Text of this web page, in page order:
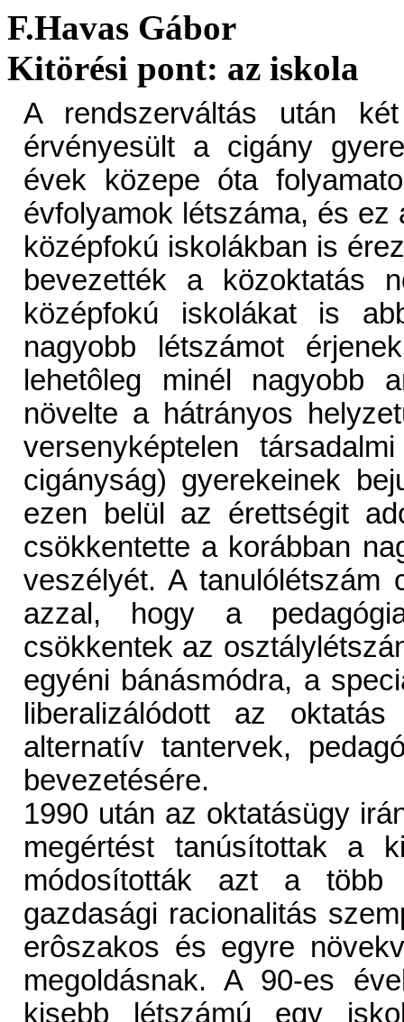
F.Havas Gábor
Kitörési pont: az iskola
A rendszerváltás után
érvényesült a cigány
évek közepe óta
évfolyamok létszáma, és
középfokú iskolákban is
bevezették a közoktatás
középfokú iskolákat is
nagyobb létszámot
lehetôleg minél nagyobb
növelte a hátrányos
versenyképtelen
cigányság) gyerekeinek
ezen belül az érettségit
csökkentette a korábban
veszélyét. A tanulólétszám
azzal, hogy a
csökkentek az
egyéni bánásmódra, a
liberalizálódott az
alternatív tantervek,
bevezetésére.
1990 után az oktatásügy
megértést tanúsítottak a
módosították azt a több
gazdasági racionalitás
erôszakos és egyre
megoldásnak. A 90-es
kisebb létszámú egy